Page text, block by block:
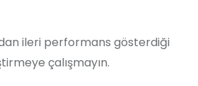
ileri performans gösterdiği
çalışmayın.